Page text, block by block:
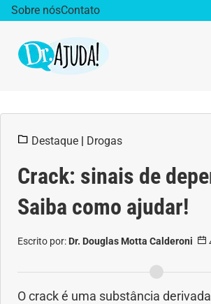
Sobre nósContato
Obesidade
Destaque
Bem estar
Saúde da mulher
Destaque | Drogas
Crack: sinais de
Saiba como ajudar!
Escrito por: Dr. Douglas Motta Calderoni
O crack é uma substância